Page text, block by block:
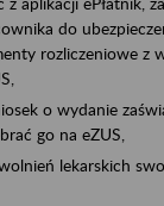
do
rozliczeniowe z
o wydanie
go na eZUS,
lekarskich